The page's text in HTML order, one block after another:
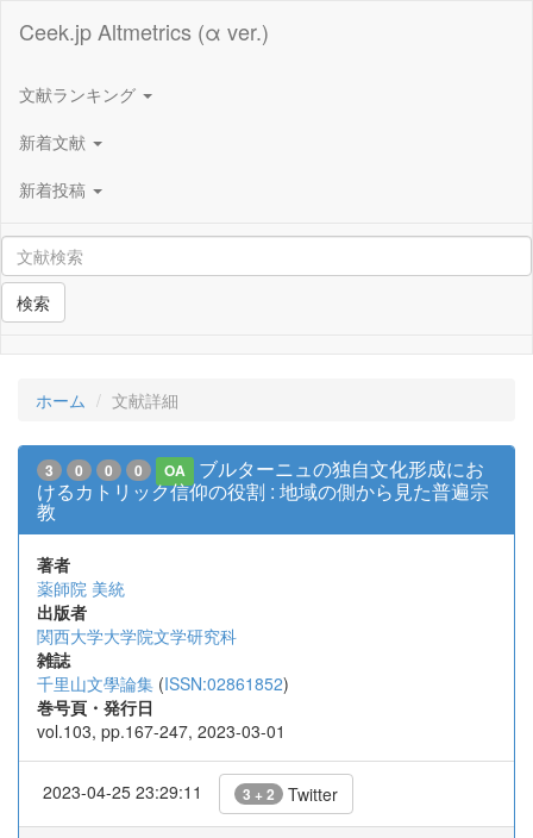
Ceek.jp Altmetrics (α ver.)
文献ランキング
新着文献
新着投稿
検索
ホーム 文献詳細
3 0 0 0 OA
ブルターニュの独自文化形成にお
けるカトリック信仰の役割 : 地域の側から見た普遍宗
教
著者
薬師院 美統
出版者
関西大学大学院文学研究科
雑誌
千里山文學論集 (ISSN:02861852)
巻号頁・発行日
vol.103, pp.167-247, 2023-03-01
2023-04-25 23:29:11 3 + 2 Twitter